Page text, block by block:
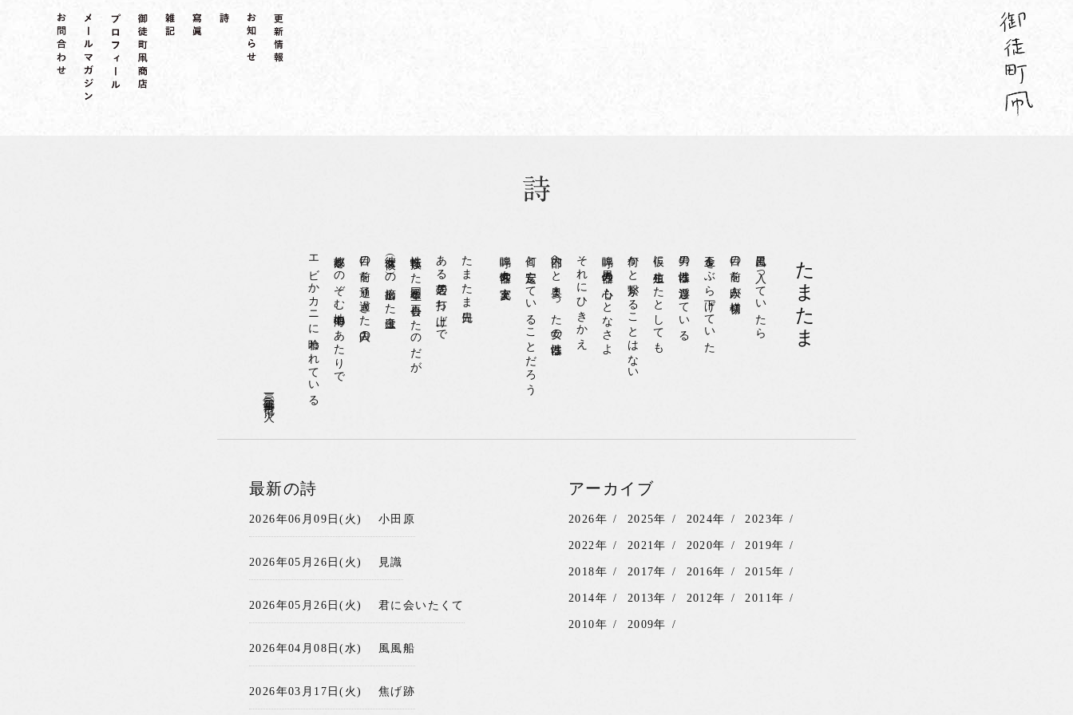
たまたま
風呂に入っていたら
目の前を白人が横切り
金玉をぶら下げていた
男の性器は浮遊している
仮に生殖したとしても
何かと繋がることはない
嗚呼 男性器の心もとなさよ
それにひきかえ
内部へと奥まった女の性器は
何と安定していることだろう
嗚呼 女性器の充実よ
たまたま先日
ある芝居の打ち上げで
性転換した同級生と再会したのだが
彼女（彼？）の摘出した金玉は
目の前を通り過ぎた白人の
故郷をのぞむ地中海のあたりで
エビかカニに喰われている
二〇一二年〇二月〇七日(火)
最新の詩
2026年06月09日(火) 小田原
2026年05月26日(火) 見識
2026年05月26日(火) 君に会いたくて
2026年04月08日(水) 風風船
2026年03月17日(火) 焦げ跡
アーカイブ
2026年 2025年 2024年 2023年
2022年 2021年 2020年 2019年
2018年 2017年 2016年 2015年
2014年 2013年 2012年 2011年
2010年 2009年